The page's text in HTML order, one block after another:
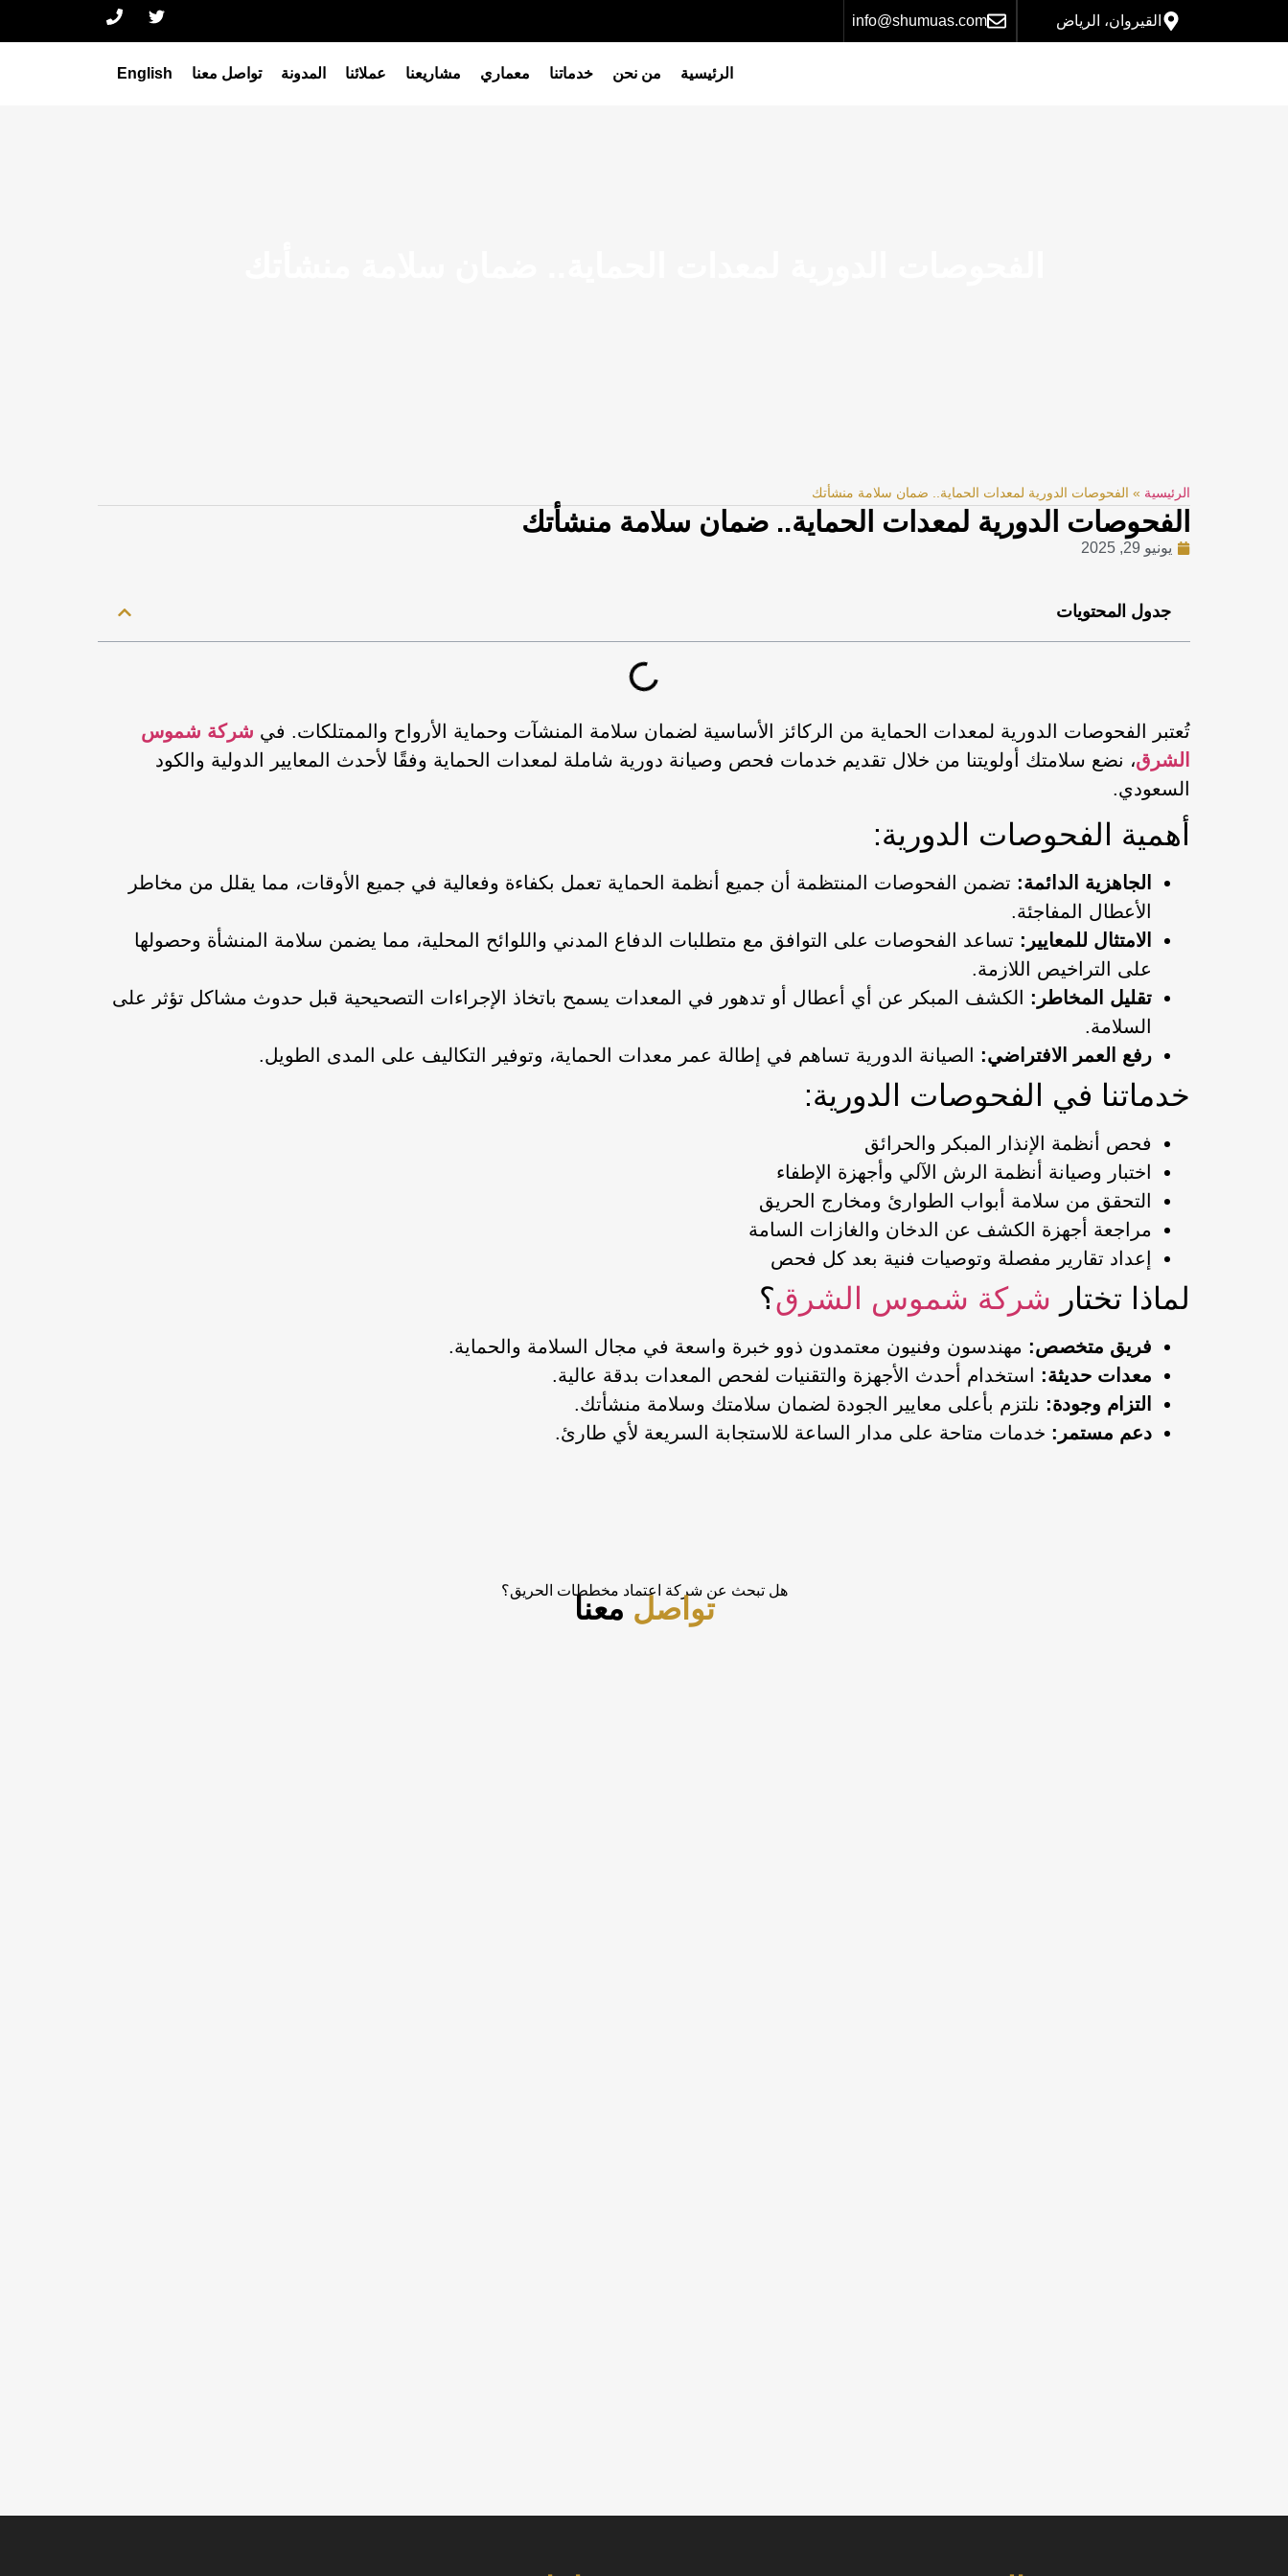
القيروان، الرياض info@shumuas.com
الرئيسية من نحن خدماتنا معماري مشاريعنا عملائنا المدونة تواصل معنا English
الرئيسية » الفحوصات الدورية لمعدات الحماية.. ضمان سلامة منشأتك
الفحوصات الدورية لمعدات الحماية.. ضمان سلامة منشأتك
يونيو 29, 2025
جدول المحتويات
تُعتبر الفحوصات الدورية لمعدات الحماية من الركائز الأساسية لضمان سلامة المنشآت وحماية الأرواح والممتلكات. في شركة شموس
الشرق، نضع سلامتك أولويتنا من خلال تقديم خدمات فحص وصيانة دورية شاملة لمعدات الحماية وفقًا لأحدث المعايير الدولية والكود
السعودي.
أهمية الفحوصات الدورية:
الجاهزية الدائمة: تضمن الفحوصات المنتظمة أن جميع أنظمة الحماية تعمل بكفاءة وفعالية في جميع الأوقات، مما يقلل من مخاطر
الأعطال المفاجئة.
الامتثال للمعايير: تساعد الفحوصات على التوافق مع متطلبات الدفاع المدني واللوائح المحلية، مما يضمن سلامة المنشأة وحصولها
على التراخيص اللازمة.
تقليل المخاطر: الكشف المبكر عن أي أعطال أو تدهور في المعدات يسمح باتخاذ الإجراءات التصحيحية قبل حدوث مشاكل تؤثر على
السلامة.
رفع العمر الافتراضي: الصيانة الدورية تساهم في إطالة عمر معدات الحماية، وتوفير التكاليف على المدى الطويل.
خدماتنا في الفحوصات الدورية:
فحص أنظمة الإنذار المبكر والحرائق
اختبار وصيانة أنظمة الرش الآلي وأجهزة الإطفاء
التحقق من سلامة أبواب الطوارئ ومخارج الحريق
مراجعة أجهزة الكشف عن الدخان والغازات السامة
إعداد تقارير مفصلة وتوصيات فنية بعد كل فحص
لماذا تختار شركة شموس الشرق؟
فريق متخصص: مهندسون وفنيون معتمدون ذوو خبرة واسعة في مجال السلامة والحماية.
معدات حديثة: استخدام أحدث الأجهزة والتقنيات لفحص المعدات بدقة عالية.
التزام وجودة: نلتزم بأعلى معايير الجودة لضمان سلامتك وسلامة منشأتك.
دعم مستمر: خدمات متاحة على مدار الساعة للاستجابة السريعة لأي طارئ.
هل تبحث عن شركة اعتماد مخططات الحريق؟
تواصل معنا